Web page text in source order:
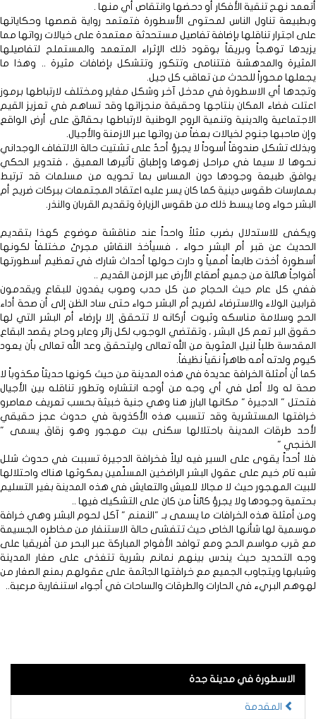
أتعمد نهج تنقية الأفكار أو دحضها وانتقاص أي منها .
وبطبيعة تناول الناس لمحتوى الأسطورة فتعتمد رواية قصصها وحكاياتها
على اجترار تناقلها بإضافة تفاصيل مستحدثة معتمدة على خيالات رواتها مما
يزيدها توهجاً وبريقاً بوقود ذلك الإثراء المتعمد والمستملح لتفاصيلها
المثيرة والمدهشة فتتنامى وتتكور وتتشكل بإضافات مثيرة .. وهذا ما
يجعلها محوراً للحدث من تعاقب كل جيل.
وتجدها أي الاسطورة في مدخل آخر وشكل مغاير ومختلف لارتباطها برموز
اعتلت فضاء المكان بنتاجها وحقيقة منجزاتها وقد تساهم في تعزيز القيم
الاجتماعية والدينية وتنمية الروح الوطنية لارتباطها بحقائق على أرض الواقع
وإن صاحبها جنوح لخيالات بعضاً من رواتها عبر الازمنة والأجيال.
وبذلك تشكل صندوقاً أسوداً لا يجرؤ أحدٌ على تشتيت حالة الالتفاف الوجداني
نحوها لا سيما في مراحل زهوها وإطباق تأثيرها العميق ، فتدوير الحكي
يوافق طبيعة وجودها دون المساس بما تحويه من مسلمات قد ترتبط
بممارسات طقوس دينية كما كان يسر عليه اعتقاد المجتمعات ببركات ضريح أم
البشر حواء وما يبسط ذلك من طقوس الزيارة وتقديم القربان والنذر.
ويكفى للاستدلال بضرب مثلاٌ واحداً عند مناقشة موضوع كهذا بتقديم
الحديث عن قبر أم البشر حواء ، فسيأخذ النقاش مجرىً مختلفاً لكونها
أسطورة أخذت طابعاً أممياً و دارت حولها أحداث شارك في تعظيم أسطورتها
أفواجاً هائلة من جميع أصقاع الأرض عبر الزمن القديم ..
ففي كل عام حيث الحجاج من كل حدب وصوب يفدون للبقاع ويقدمون
قرابين الولاء والاسترضاء لضريح أم البشر حواء حتى ساد الظن إلى أن صحة أداء
الحج وسلامة مناسكه وثبوت أركانه لا تتحقق إلا بإرضاء أم البشر التي لها
حقوق البر تعم كل البشر ، وتقتضي الوجوب لكل زائر وعابر وحاج يقصد البقاع
المقدسة طلباً لنيل المثوبة من الله تعالى وليتحقق وعد الله تعالى بأن يعود
كيوم ولدته أمه طاهراً نقياً نظيفاً.
كما أن أمثلة الخرافة عديدة في هذه المدينة من حيث كونها حديثاً مكذوباً لا
صحة له ولا أصل في أي وجه من أوجه انتشاره وتطور تناقله بين الأجيال
فتحتل " الدجيرة " مكانها البارز هنا وهي جنية خبيثة بحسب تعريف معاصرو
خرافتها المستشرية وقد تتسبب هذه الأكذوبة في حدوث عجز حقيقي
لأحد طرقات المدينة باحتلالها سكنى بيت مهجور وهو زقاق يسمى "
الخنجي "
فلا أحداً يقوى على السير فيه ليلاً فخرافة الدجيرة تسببت في حدوث شلل
شبه تام خيم على عقول البشر الراضخين المسلّمين بمكوثها هناك واحتلالها
للبيت المهجور حيث لا مجالا للعيش والتعايش في هذه المدينة بغير التسليم
بحتمية وجودها ولا يجرؤ كائناً من كان على التشكيك فيها ..
ومن أمثلة هذه الخرافات ما يسمى بـ "النمنم " آكل لحوم البشر وهي خرافة
موسمية لها شأنها الخاص حيث تتفشى حالة الاستنفار من مخاطره الجسيمة
مع قرب مواسم الحج ومع توافد الأفواج المباركة عبر البحر من أفريقيا على
وجه التحديد حيث يندس بينهم نمانم بشرية تتغذى على صغار المدينة
وشبابها ويتجاوب الجميع مع خرافتها الجاثمة على عقولهم بمنع الصغار من
لهوهم البريء في الحارات والطرقات والساحات في أجواء استنفارية مرعبة..
الاسطورة في مدينة جدة
المقدمة